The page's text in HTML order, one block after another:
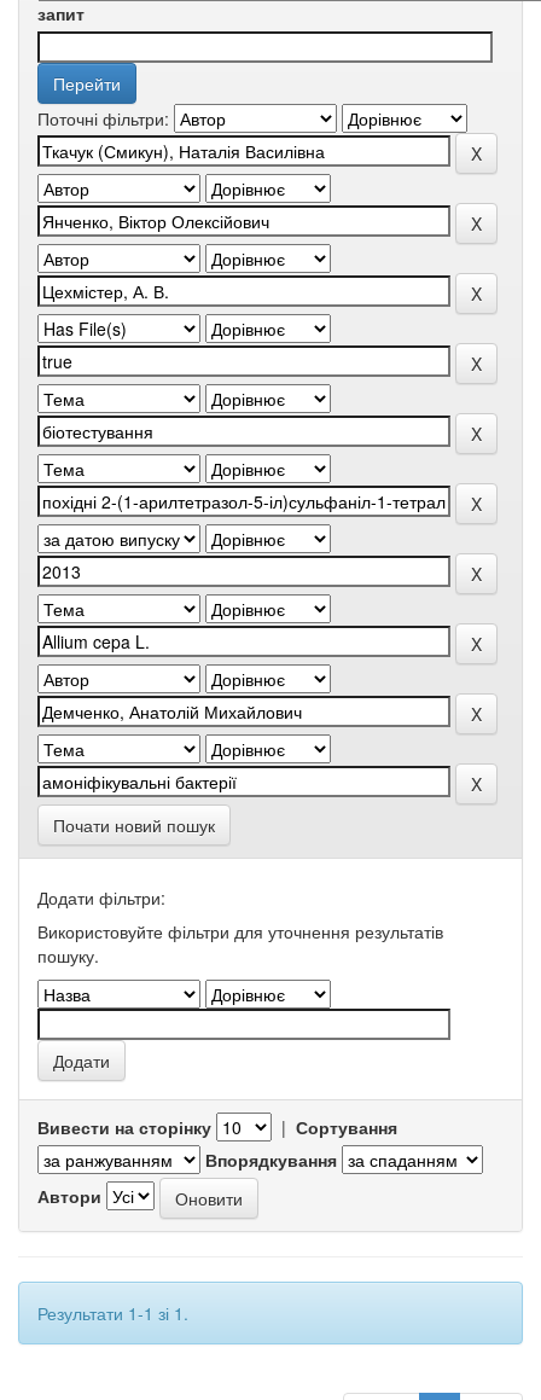
запит
Поточні фільтри:
Почати новий пошук
Додати фільтри:
Використовуйте фільтри для уточнення результатів
пошуку.
Вивести на сторінку | Сортування
Впорядкування
Автори
Результати 1-1 зі 1.